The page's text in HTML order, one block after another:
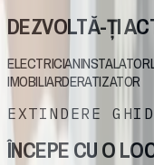
DEZVOLTĂ-ȚI
ELECTRICIANINSTALATOR
IMOBILIARDERATIZATOR
EXTINDERE
ÎNCEPE CU O